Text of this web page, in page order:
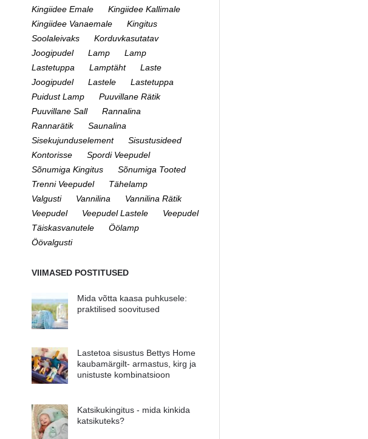
Kingiidee Emale
Kingiidee Kallimale
Kingiidee Vanaemale
Kingitus
Soolaleivaks
Korduvkasutatav
Joogipudel
Lamp
Lamp
Lastetuppa
Lamptäht
Laste
Joogipudel
Lastele
Lastetuppa
Puidust Lamp
Puuvillane Rätik
Puuvillane Sall
Rannalina
Rannarätik
Saunalina
Sisekujunduselement
Sisustusideed
Kontorisse
Spordi Veepudel
Sõnumiga Kingitus
Sõnumiga Tooted
Trenni Veepudel
Tähelamp
Valgusti
Vannilina
Vannilina Rätik
Veepudel
Veepudel Lastele
Veepudel
Täiskasvanutele
Öölamp
Öövalgusti
VIIMASED POSTITUSED
Mida võtta kaasa puhkusele:
praktilised soovitused
Lastetoa sisustus Bettys Home
kaubamärgilt- armastus, kirg ja
unistuste kombinatsioon
Katsikukingitus - mida kinkida
katsikuteks?